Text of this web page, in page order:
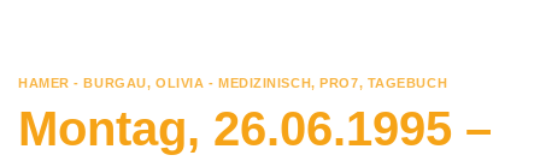
HAMER - BURGAU, OLIVIA - MEDIZINISCH, PRO7, TAGEBUCH
Montag, 26.06.1995 –